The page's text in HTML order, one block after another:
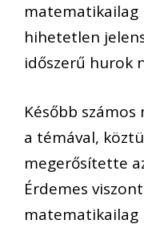
matematikailag
hihetetlen
időszerű hurok
Később
a témával,
megerősítette
Érdemes
matematikailag